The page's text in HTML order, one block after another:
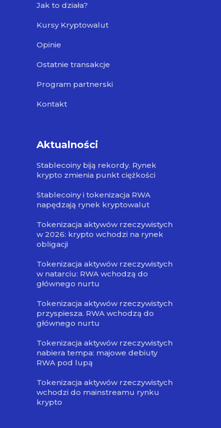
Jak to działa?
Kursy Kryptowalut
Opinie
Ostatnie transakcje
Program partnerski
Kontakt
Aktualności
Stablecoiny biją rekordy. Rynek
krypto zmienia punkt ciężkości
Stablecoiny i tokenizacja RWA
napędzają rynek kryptowalut
Tokenizacja aktywów rzeczywistych
w 2026: krypto wchodzi na rynek
obligacji
Tokenizacja aktywów rzeczywistych
w natarciu: RWA wchodzą do
głównego nurtu
Tokenizacja aktywów rzeczywistych
przyspiesza. RWA wchodzą do
głównego nurtu
Tokenizacja aktywów rzeczywistych
nabiera tempa: majowe debiuty
RWA pod lupą
Tokenizacja aktywów rzeczywistych
wchodzi do mainstreamu rynku
krypto